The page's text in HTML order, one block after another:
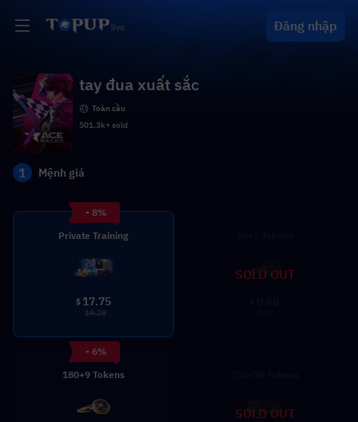
Đăng nhập
tay đua xuất sắc
Toàn cầu
501.3k+ sold
1 Mệnh giá
- 8%
Private Training
$ 17.75
19.29
SOLD OUT
- 6%
180+9 Tokens
SOLD OUT